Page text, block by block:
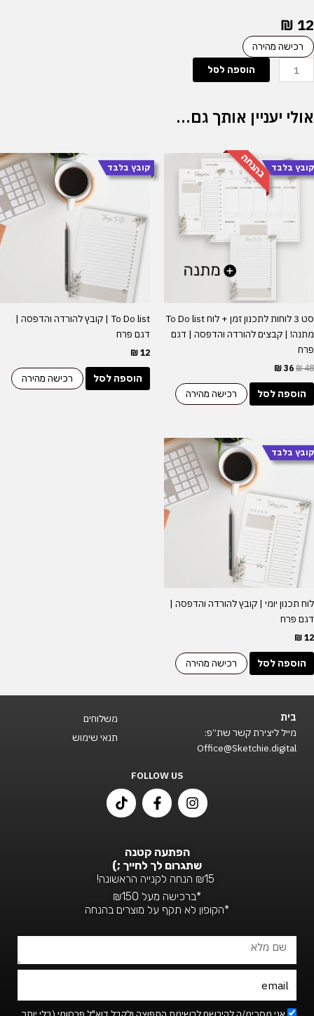
₪ 12
רכישה מהירהכמות
של
|
והדפסה
|
הוספה לסל
אולי יעניין אותך גם…
קובץ בלבד בהנחה
סט 3 לוחות לתכנון זמן + לוח To Do list
מתנה! | קבצים להורדה והדפסה | דגם
פרח
₪48
המחיר
המקורי
היה:
₪ 48.
₪36
המחיר
הנוכחי
הוא:
₪ 36.
הוספה לסל רכישה מהירה
קובץ בלבד
To Do list | קובץ להורדה והדפסה |
דגם פרח
₪12
הוספה לסל רכישה מהירה
קובץ בלבד
לוח תכנון יומי | קובץ להורדה והדפסה |
דגם פרח
₪12
הוספה לסל רכישה מהירה
בית
מייל ליצירת קשר שת״פ:
Office@Sketchie.digital
משלוחים
תנאי שימוש
FOLLOW US
I
n
s
a
g
r
a
m
F
a
c
b
o
o
k
-
f
T
i
k
k הפתעה קטנה
שתגרום לך לחייך ;)
*ברכישה מעל ₪150
*הקופון לא תקף על מוצרים בהנחה
שם
Footer_newsletter